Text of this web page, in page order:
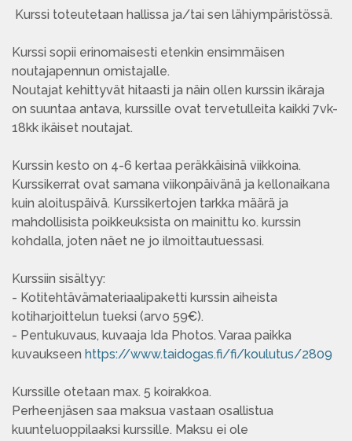
Kurssi toteutetaan hallissa ja/tai sen lähiympäristössä.
Kurssi sopii erinomaisesti etenkin ensimmäisen
noutajapennun omistajalle.
Noutajat kehittyvät hitaasti ja näin ollen kurssin ikäraja
on suuntaa antava, kurssille ovat tervetulleita kaikki 7vk-
18kk ikäiset noutajat.
Kurssin kesto on 4-6 kertaa peräkkäisinä viikkoina.
Kurssikerrat ovat samana viikonpäivänä ja kellonaikana
kuin aloituspäivä. Kurssikertojen tarkka määrä ja
mahdollisista poikkeuksista on mainittu ko. kurssin
kohdalla, joten näet ne jo ilmoittautuessasi.
Kurssiin sisältyy:
- Kotitehtävämateriaalipaketti kurssin aiheista
kotiharjoittelun tueksi (arvo 59€).
- Pentukuvaus, kuvaaja Ida Photos. Varaa paikka
kuvaukseen https://www.taidogas.fi/fi/koulutus/2809
Kurssille otetaan max. 5 koirakkoa.
Perheenjäsen saa maksua vastaan osallistua
kuunteluoppilaaksi kurssille. Maksu ei ole